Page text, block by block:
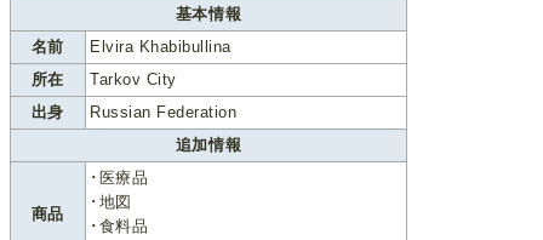
基本情報
名前
Elvira Khabibullina
所在
Tarkov City
出身
Russian Federation
追加情報
商品
･医療品
･地図
･食料品